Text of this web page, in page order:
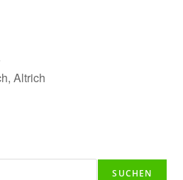
Altrich
SUCHEN